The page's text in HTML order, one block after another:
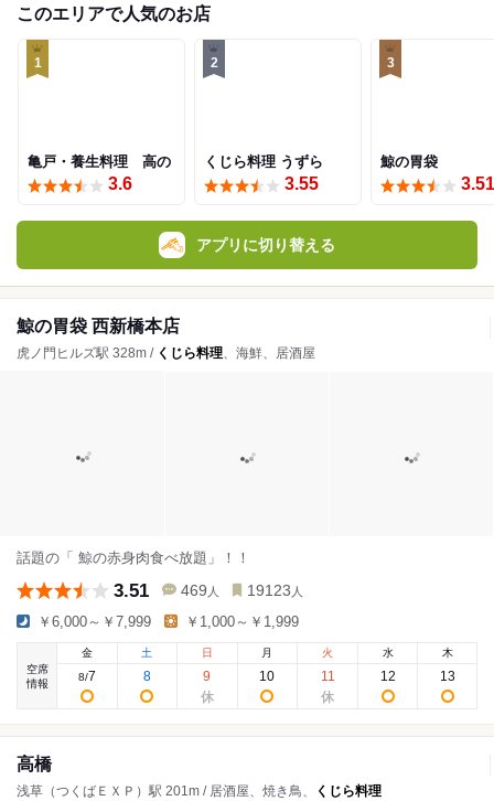
このエリアで人気のお店
1
亀戸・養生料理 高の
3.6
2
くじら料理 うずら
3.55
3
鯨の胃袋
3.51
アプリに切り替える
鯨の胃袋 西新橋本店
虎ノ門ヒルズ駅 328m / くじら料理、海鮮、居酒屋
話題の「 鯨の赤身肉食べ放題」！！
3.51 469 人 19123 人
￥6,000～￥7,999 ￥1,000～￥1,999
空席
情報
金
8/7
土
8
日
9
月
10
火
11
水
12
木
13
高橋
浅草（つくばＥＸＰ）駅 201m / 居酒屋、焼き鳥、 くじら料理